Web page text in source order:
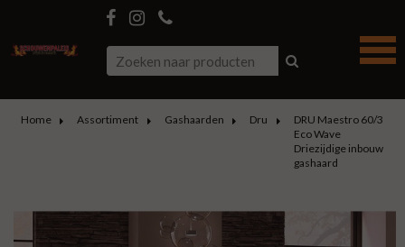
Home Assortiment Gashaarden Dru
DRU Maestro 60/3
Eco Wave
Driezijdige inbouw
gashaard